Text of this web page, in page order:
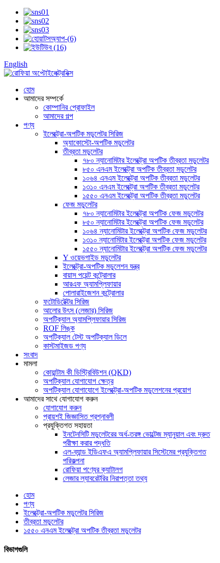
English
হোম
আমাদের সম্পর্কে
কোম্পানির প্রোফাইল
আমাদের গল্প
পণ্য
ইলেক্ট্রো-অপটিক মডুলেটর সিরিজ
অ্যাকোস্টো-অপটিক মডুলেটর
তীব্রতা মডুলেটর
৭৮০ ন্যানোমিটার ইলেক্ট্রো অপটিক তীব্রতা মডুলেটর
৮৫০ এনএম ইলেক্ট্রো অপটিক তীব্রতা মডুলেটর
১০৬৪ এনএম ইলেক্ট্রো অপটিক তীব্রতা মডুলেটর
১৩১০ এনএম ইলেক্ট্রো অপটিক তীব্রতা মডুলেটর
১৫৫০ এনএম ইলেক্ট্রো অপটিক তীব্রতা মডুলেটর
ফেজ মডুলেটর
৭৮০ ন্যানোমিটার ইলেক্ট্রো অপটিক ফেজ মডুলেটর
৮৫০ ন্যানোমিটার ইলেক্ট্রো অপটিক ফেজ মডুলেটর
১০৬৪ ন্যানোমিটার ইলেক্ট্রো অপটিক ফেজ মডুলেটর
১৩১০ ন্যানোমিটার ইলেক্ট্রো অপটিক ফেজ মডুলেটর
১৫৫০ ন্যানোমিটার ইলেক্ট্রো অপটিক ফেজ মডুলেটর
Y ওয়েভগাইড মডুলেটর
ইলেক্ট্রো-অপটিক মডুলেশন যন্ত্র
বায়াস পয়েন্ট কন্ট্রোলার
আরএফ অ্যামপ্লিফায়ার
পোলারাইজেশন কন্ট্রোলার
ফটোডিটেক্টর সিরিজ
আলোর উৎস (লেজার) সিরিজ
অপটিক্যাল অ্যামপ্লিফায়ার সিরিজ
ROF লিঙ্ক
অপটিক্যাল টেস্ট অপটিক্যাল ডিলে
কাস্টমাইজড পণ্য
সংবাদ
মামলা
কোয়ান্টাম কী ডিস্ট্রিবিউশন (QKD)
অপটিক্যাল যোগাযোগ ক্ষেত্র
অপটিক্যাল যোগাযোগে ইলেক্ট্রো-অপটিক মডুলেশনের প্রয়োগ
আমাদের সাথে যোগাযোগ করুন
যোগাযোগ করুন
প্রায়শই জিজ্ঞাসিত প্রশ্নাবলী
প্রযুক্তিগত সহায়তা
ইনটেনসিটি মডুলেটরের অর্ধ-তরঙ্গ ভোল্টেজ ম্যানুয়াল এবং দ্রুত
পরীক্ষা করার পদ্ধতি
এল-ব্যান্ড ইডিএফএ অ্যামপ্লিফায়ার সিস্টেমের প্রযুক্তিগত
পরিকল্পনা
রোফিয়া পণ্যের ক্যাটালগ
লেজার ল্যাবরেটরির নিরাপত্তা তথ্য
হোম
পণ্য
ইলেক্ট্রো-অপটিক মডুলেটর সিরিজ
তীব্রতা মডুলেটর
১৫৫০ এনএম ইলেক্ট্রো অপটিক তীব্রতা মডুলেটর
বিভাগগুলি